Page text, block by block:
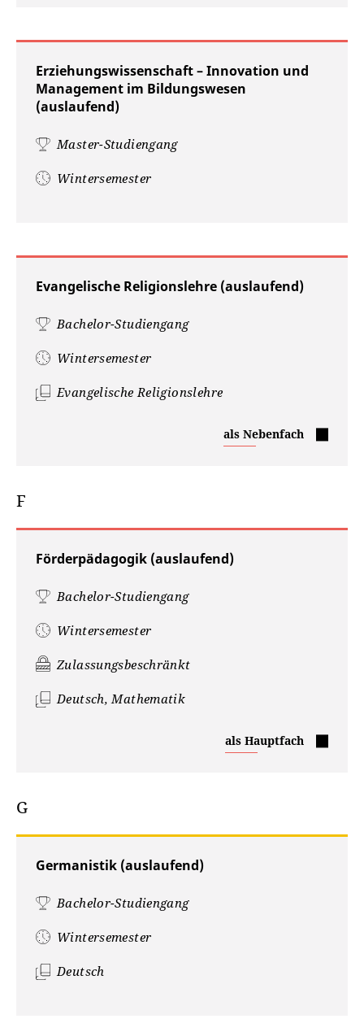
Erziehungswissenschaft – Innovation und
Management im Bildungswesen
(auslaufend)
Master-Studiengang
Wintersemester
Evangelische Religionslehre (auslaufend)
Bachelor-Studiengang
Wintersemester
Evangelische Religionslehre
Evangelische
Religionslehre
als Nebenfach
F
Förderpädagogik (auslaufend)
Bachelor-Studiengang
Wintersemester
Zulassungsbeschränkt
Deutsch, Mathematik
Förderpädagogik
als Hauptfach
G
Germanistik (auslaufend)
Bachelor-Studiengang
Wintersemester
Deutsch